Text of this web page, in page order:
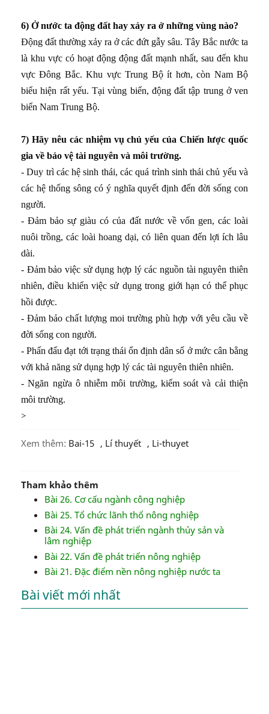
6) Ở nước ta động đất hay xảy ra ở những vùng nào?
Động đất thường xảy ra ở các đứt gẫy sâu. Tây Bắc nước ta
là khu vực có hoạt động động đất mạnh nhất, sau đến khu
vực Đông Bắc. Khu vực Trung Bộ ít hơn, còn Nam Bộ
biểu hiện rất yếu. Tại vùng biển, động đất tập trung ở ven
biển Nam Trung Bộ.
7) Hãy nêu các nhiệm vụ chủ yếu của Chiến lược quốc
gia về bảo vệ tài nguyên và môi trường.
- Duy trì các hệ sinh thái, các quá trình sinh thái chủ yếu và
các hệ thống sông có ý nghĩa quyết định đến đời sống con
người.
- Đảm bảo sự giàu có của đất nước về vốn gen, các loài
nuôi trồng, các loài hoang dại, có liên quan đến lợi ích lâu
dài.
- Đảm bảo việc sử dụng hợp lý các nguồn tài nguyên thiên
nhiên, điều khiển việc sử dụng trong giới hạn có thể phục
hồi được.
- Đảm bảo chất lượng moi trường phù hợp với yêu cầu về
đời sống con người.
- Phấn đấu đạt tới trạng thái ổn định dân số ở mức cân bằng
với khả năng sử dụng hợp lý các tài nguyên thiên nhiên.
- Ngăn ngừa ô nhiễm môi trường, kiểm soát và cải thiện
môi trường.
>
Xem thêm: Bai-15 , Lí thuyết , li-thuyet
Tham khảo thêm
Bài 26. Cơ cấu ngành công nghiệp
Bài 25. Tổ chức lãnh thổ nông nghiệp
Bài 24. Vấn đề phát triển ngành thủy sản và
lâm nghiệp
Bài 22. Vấn đề phát triển nông nghiệp
Bài 21. Đặc điểm nền nông nghiệp nước ta
Bài viết mới nhất